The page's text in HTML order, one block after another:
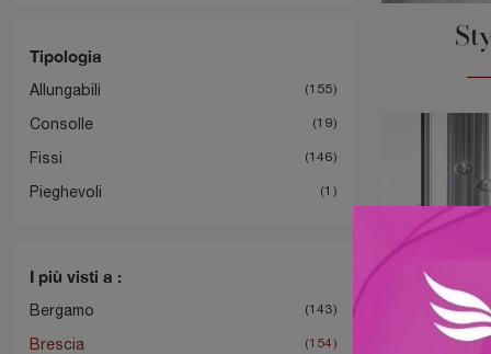
Tipologia
Allungabili 155
Consolle 19
Fissi 146
Pieghevoli 1
I più visti a :
Bergamo 143
Brescia 154